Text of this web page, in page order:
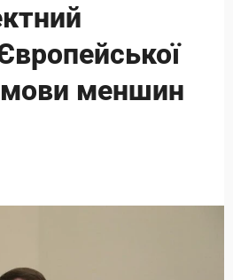
мови меншин